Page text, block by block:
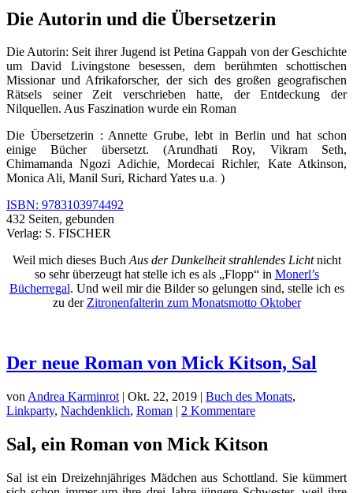
Die Autorin und die Übersetzerin
Die Autorin: Seit ihrer Jugend ist Petina Gappah von der Geschichte
um David Livingstone besessen, dem berühmten schottischen
Missionar und Afrikaforscher, der sich des großen geografischen
Rätsels seiner Zeit verschrieben hatte, der Entdeckung der
Nilquellen. Aus Faszination wurde ein Roman
Die Übersetzerin : Annette Grube, lebt in Berlin und hat schon
einige Bücher übersetzt. (Arundhati Roy, Vikram Seth,
Chimamanda Ngozi Adichie, Mordecai Richler, Kate Atkinson,
Monica Ali, Manil Suri, Richard Yates u.a. )
ISBN: 9783103974492
432 Seiten, gebunden
Verlag: S. FISCHER
Weil mich dieses BuchAus der Dunkelheit strahlendes Lichtnicht
so sehr überzeugt hat stelle ich es als „Flopp“ in Monerl’s
Bücherregal. Und weil mir die Bilder so gelungen sind, stelle ich es
zu derZitronenfalterin zum Monatsmotto Oktober
Der neue Roman von Mick Kitson, Sal
von Andrea Karminrot | Okt. 22, 2019 | Buch des Monats,
Linkparty, Nachdenklich, Roman | 2 Kommentare
Sal, ein Roman von Mick Kitson
Sal ist ein Dreizehnjähriges Mädchen aus Schottland. Sie kümmert